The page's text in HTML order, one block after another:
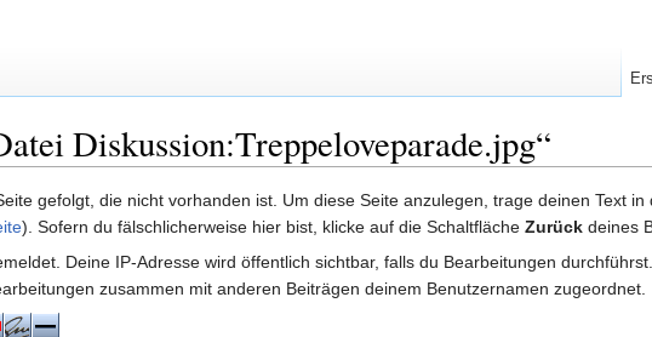
Diskussion:Treppeloveparade.jpg“
gefolgt, die nicht vorhanden ist. Um diese Seite anzulegen, trage deinen Text
). Sofern du fälschlicherweise hier bist, klicke auf die Schaltfläche Zurück deines
Deine IP-Adresse wird öffentlich sichtbar, falls du Bearbeitungen
zusammen mit anderen Beiträgen deinem Benutzernamen zugeordnet.